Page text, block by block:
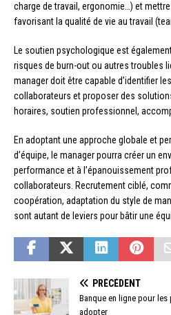
charge de travail, ergonomie…) et
favorisant la qualité de vie au travail
Le soutien psychologique est
risques de burn-out ou autres troubles
manager doit être capable d’identifier
collaborateurs et proposer des
horaires, soutien professionnel,
En adoptant une approche globale et
d’équipe, le manager pourra créer un
performance et à l’épanouissement
collaborateurs. Recrutement ciblé,
coopération, adaptation du style de
sont autant de leviers pour bâtir une
PRÉCÉDENT
Banque en ligne pour
adopter